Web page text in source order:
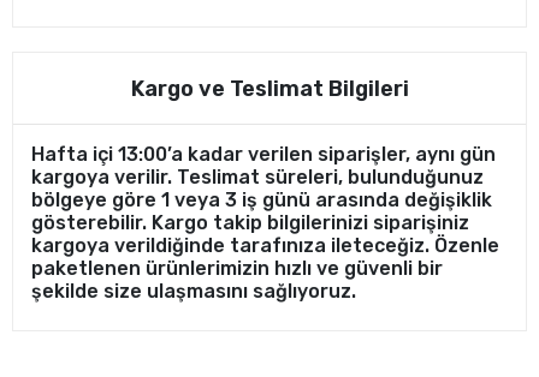
Kargo ve Teslimat Bilgileri
Hafta içi 13:00’a kadar verilen siparişler, aynı gün
kargoya verilir. Teslimat süreleri, bulunduğunuz
bölgeye göre 1 veya 3 iş günü arasında değişiklik
gösterebilir. Kargo takip bilgilerinizi siparişiniz
kargoya verildiğinde tarafınıza ileteceğiz. Özenle
paketlenen ürünlerimizin hızlı ve güvenli bir
şekilde size ulaşmasını sağlıyoruz.